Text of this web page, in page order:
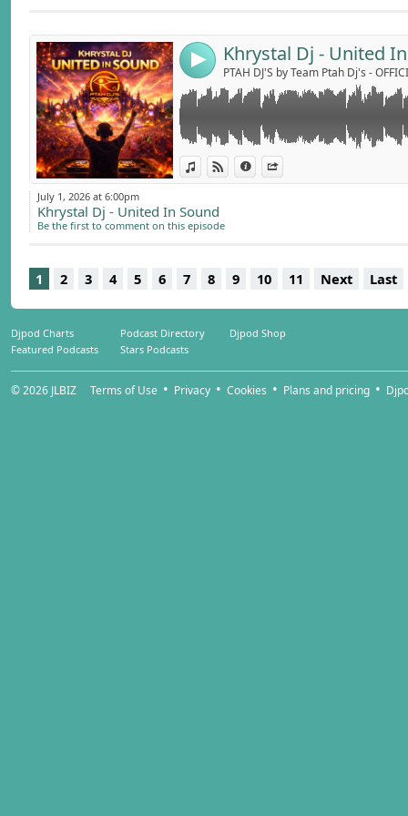
PTAH DJ'S ☆ N°100
4 Khrystal Dj - United
PTAH DJ'S by Team Ptah Dj's -
View in iTunes
View on Djpod
Information
électroniques pour une immersion totale
Prépare-toi à un mixe explosif mêlant
moderne !!
July 1, 2026 at 6:00pm
Khrystal Dj - United In Sound
Be the first to comment on this episode
1 2 3 4 5 6 7 8 9 10 11 Next Last
Djpod Charts Podcast Directory
Djpod Shop
Featured Podcasts
Stars Podcasts
© 2026 JLBIZ Terms of Use Privacy Cookies Plans and pricing